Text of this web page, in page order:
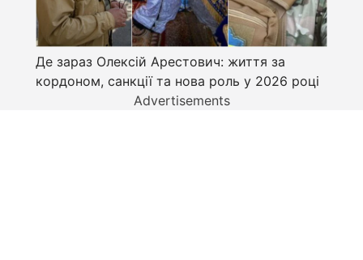
Де зараз Олексій Арестович: життя за
кордоном, санкції та нова роль у 2026 році
Advertisements